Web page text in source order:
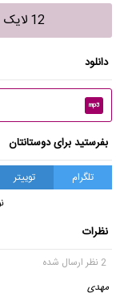
12 لایک
دانلود
mp3
بفرستید برای دوستانتان
تلگرام توییتر
نظرات
2 نظر ارسال شده
مهدی